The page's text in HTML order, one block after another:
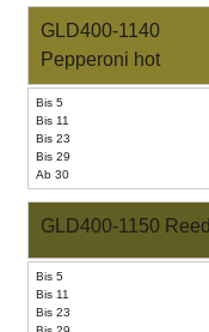
GLD400-1140
Pepperoni hot
Bis 5
Bis 11
Bis 23
Bis 29
Ab 30
GLD400-1150 Reed
Bis 5
Bis 11
Bis 23